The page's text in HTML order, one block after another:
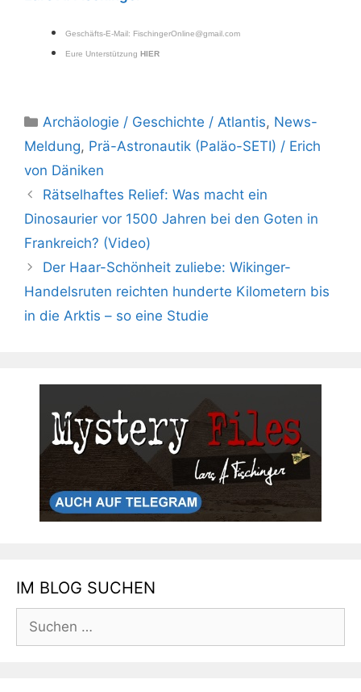
Geschäfts-E-Mail: FischingerOnline@gmail.com
Eure Unterstützung HIER
Kategorien
Archäologie / Geschichte / Atlantis, News-
Meldung, Prä-Astronautik (Paläo-SETI) / Erich
von Däniken
Rätselhaftes Relief: Was macht ein
Dinosaurier vor 1500 Jahren bei den Goten in
Frankreich? (Video)
Der Haar-Schönheit zuliebe: Wikinger-
Handelsruten reichten hunderte Kilometern bis
in die Arktis – so eine Studie
IM BLOG SUCHEN
Suchen
nach: